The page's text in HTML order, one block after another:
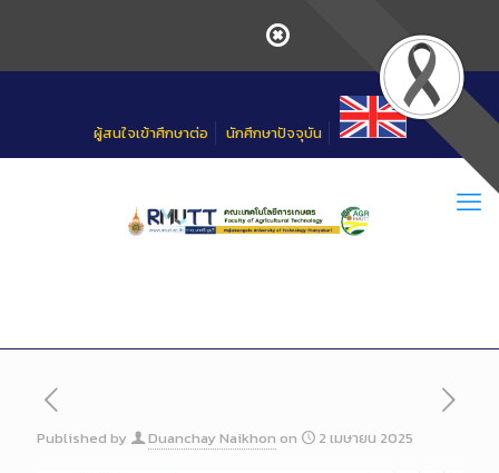
ผู้สนใจเข้าศึกษาต่อ นักศึกษาปัจจุบัน
Published by Duanchay Naikhon on 2 เมษายน 2025